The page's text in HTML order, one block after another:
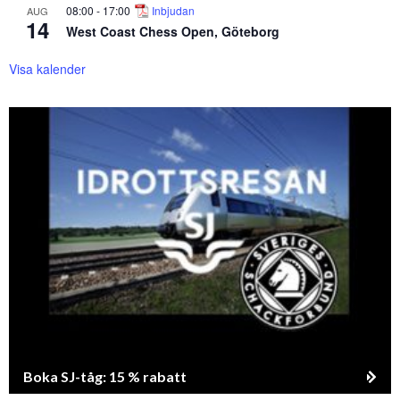
AUG
14
08:00 - 17:00 Inbjudan
West Coast Chess Open, Göteborg
Visa kalender
Boka SJ-tåg: 15 % rabatt